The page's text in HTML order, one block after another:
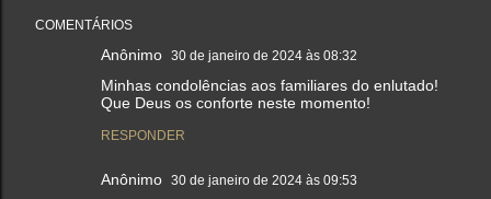
COMENTÁRIOS
Anônimo 30 de janeiro de 2024 às 08:32
Minhas condolências aos familiares do enlutado!
Que Deus os conforte neste momento!
RESPONDER
Anônimo 30 de janeiro de 2024 às 09:53